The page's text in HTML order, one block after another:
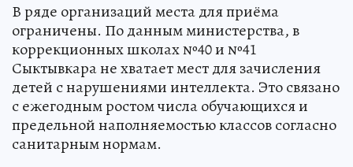
В ряде организаций места для приёма
ограничены. По данным министерства, в
коррекционных школах №40 и №41
Сыктывкара не хватает мест для зачисления
детей с нарушениями интеллекта. Это связано
с ежегодным ростом числа обучающихся и
предельной наполняемостью классов согласно
санитарным нормам.